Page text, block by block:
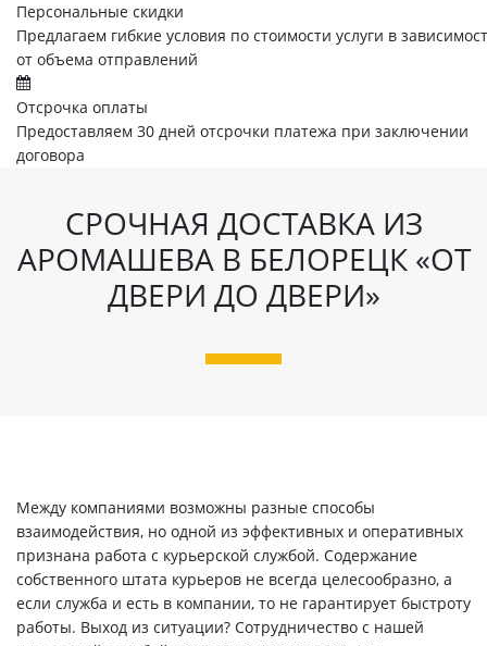
Персональные скидки
Предлагаем гибкие условия по стоимости услуги в
от объема отправлений
Отсрочка оплаты
Предоставляем 30 дней отсрочки платежа при заключении
договора
СРОЧНАЯ ДОСТАВКА ИЗ
АРОМАШЕВА В БЕЛОРЕЦК «ОТ
ДВЕРИ ДО ДВЕРИ»
Между компаниями возможны разные способы
взаимодействия, но одной из эффективных и оперативных
признана работа с курьерской службой. Содержание
собственного штата курьеров не всегда целесообразно, а
если служба и есть в компании, то не гарантирует быстроту
работы. Выход из ситуации? Сотрудничество с нашей